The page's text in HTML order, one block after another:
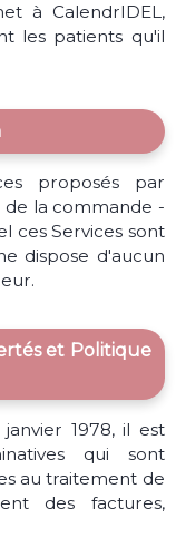
à CalendrIDEL,
les patients qu'il
proposés par
de la commande -
ces Services sont
dispose d'aucun
et Politique
1978, il est
qui sont
au traitement de
des factures,